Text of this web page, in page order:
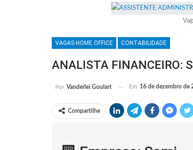
VAGAS HOME OFFICE CONTABILIDADE
ANALISTA FINANCEIRO:
Por Vanderlei Goulart Em 16 de dezembro de
Compartilhe